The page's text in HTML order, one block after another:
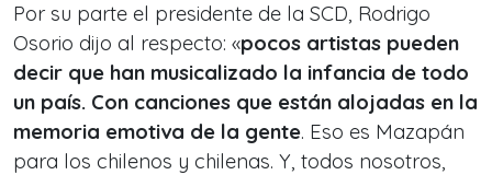
Por su parte el presidente de la SCD, Rodrigo
Osorio dijo al respecto: «pocos artistas pueden
decir que han musicalizado la infancia de todo
un país. Con canciones que están alojadas en la
memoria emotiva de la gente. Eso es Mazapán
para los chilenos y chilenas. Y, todos nosotros,